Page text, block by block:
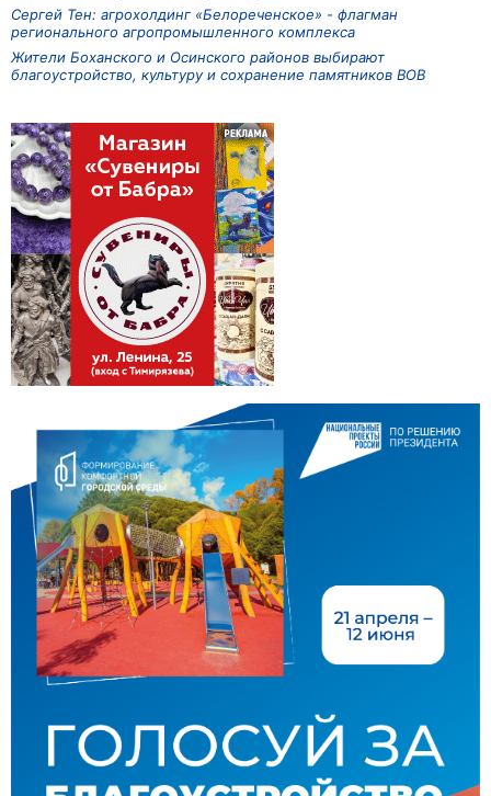
Сергей Тен: агрохолдинг «Белореченское» - флагман
регионального агропромышленного комплекса
Жители Боханского и Осинского районов выбирают
благоустройство, культуру и сохранение памятников ВОВ